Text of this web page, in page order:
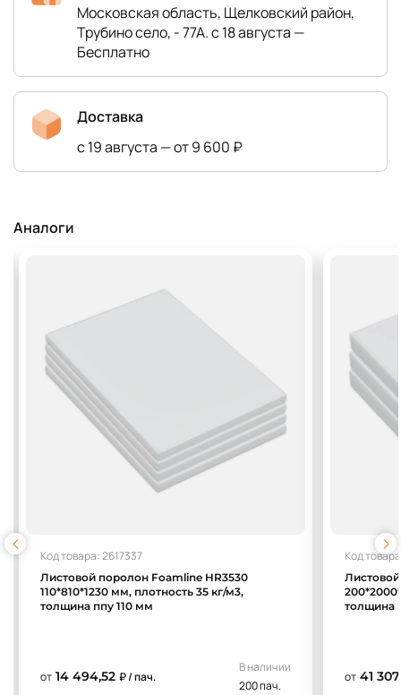
Московская область, Щелковский район,
Трубино село, - 77А. с 18 августа —
Бесплатно
Доставка
с 19 августа — от 9 600 ₽
Аналоги
Код товара: 2617337
Листовой поролон Foamline HR3530
110*810*1230 мм, плотность 35 кг/м3,
толщина ппу 110 мм
от 14 494,52 ₽ / пач.
В наличии
200 пач.
Код
толщина
от 41